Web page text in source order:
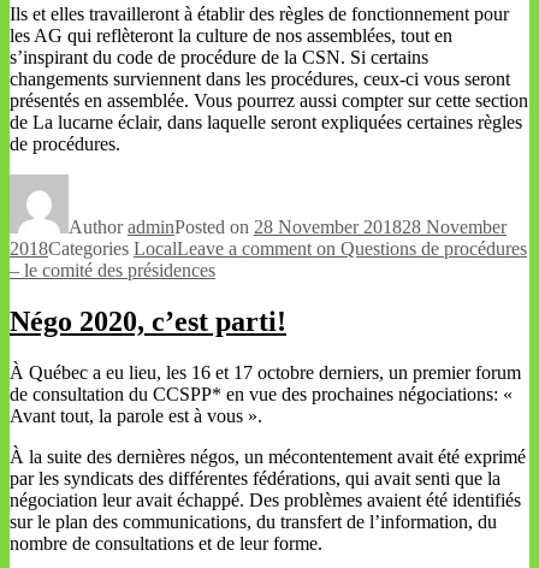
Ils et elles travailleront à établir des règles de fonctionnement pour
les AG qui reflèteront la culture de nos assemblées, tout en
s’inspirant du code de procédure de la CSN. Si certains
changements surviennent dans les procédures, ceux-ci vous seront
présentés en assemblée. Vous pourrez aussi compter sur cette section
de La lucarne éclair, dans laquelle seront expliquées certaines règles
de procédures.
AuthoradminPosted on 28 November 201828 November
2018Categories LocalLeave a comment on Questions de procédures
– le comité des présidences
Négo 2020, c’est parti!
À Québec a eu lieu, les 16 et 17 octobre derniers, un premier forum
de consultation du CCSPP* en vue des prochaines négociations: «
Avant tout, la parole est à vous ».
À la suite des dernières négos, un mécontentement avait été exprimé
par les syndicats des différentes fédérations, qui avait senti que la
négociation leur avait échappé. Des problèmes avaient été identifiés
sur le plan des communications, du transfert de l’information, du
nombre de consultations et de leur forme.